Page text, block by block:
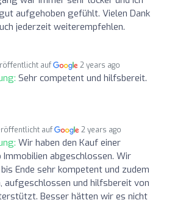
aufgehoben gefühlt. Vielen Dank
jederzeit weiterempfehlen.
auf 2 years ago
Sehr competent und hilfsbereit.
auf 2 years ago
Wir haben den Kauf einer
Immobilien abgeschlossen. Wir
Ende sehr kompetent und zudem
aufgeschlossen und hilfsbereit von
Besser hätten wir es nicht